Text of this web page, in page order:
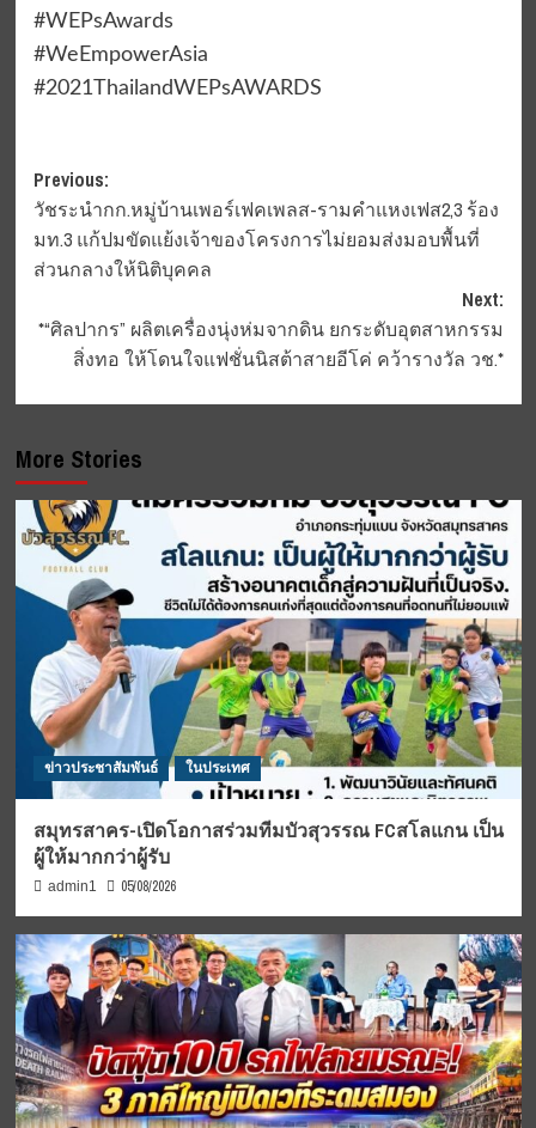
#WEPsAwards
#WeEmpowerAsia
#2021ThailandWEPsAWARDS
Post
navigation
Previous:
วัชระนำกก.หมู่บ้านเพอร์เฟคเพลส-รามคำแหงเฟส2,3 ร้อง
มท.3 แก้ปมขัดแย้งเจ้าของโครงการไม่ยอมส่งมอบพื้นที่
ส่วนกลางให้นิติบุคคล
Next:
*“ศิลปากร” ผลิตเครื่องนุ่งห่มจากดิน ยกระดับอุตสาหกรรม
สิ่งทอ ให้โดนใจแฟชั่นนิสต้าสายอีโค่ คว้ารางวัล วช.*
More Stories
ข่าวประชาสัมพันธ์ ในประเทศ
สมุทรสาคร-เปิดโอกาสร่วมทีมบัวสุวรรณ FCสโลแกน เป็น
ผู้ให้มากกว่าผู้รับ
admin1 05/08/2026